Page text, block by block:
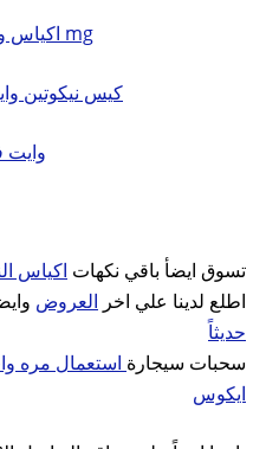
اكياس وايت فوكس كامل الشحن 15 mg
كيس نيكوتين
وايت
تسوق ايضأ باقي نكهات اكياس
اطلع لدينا علي اخر العروض
حديثاً
سحبات سيجارة استعمال مره
ايكوس